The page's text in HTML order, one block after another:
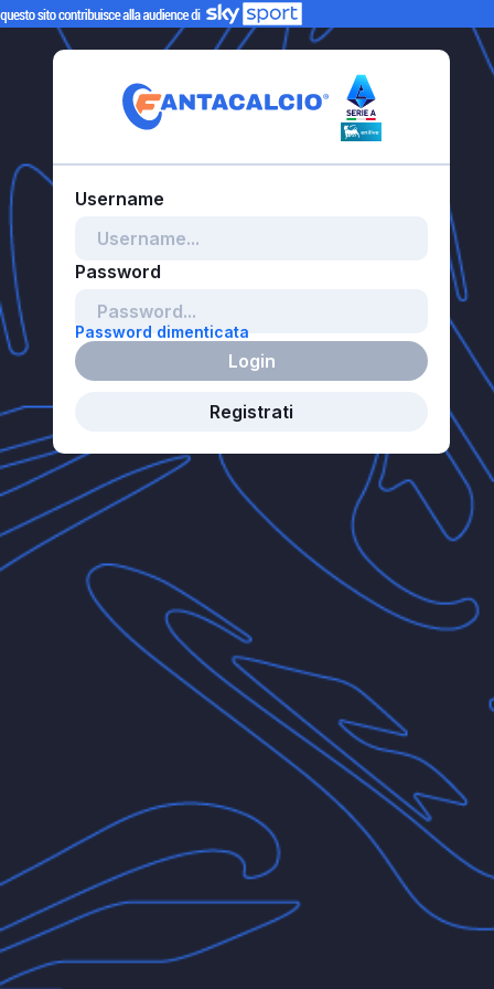
Password dimenticata
Login
Registrati